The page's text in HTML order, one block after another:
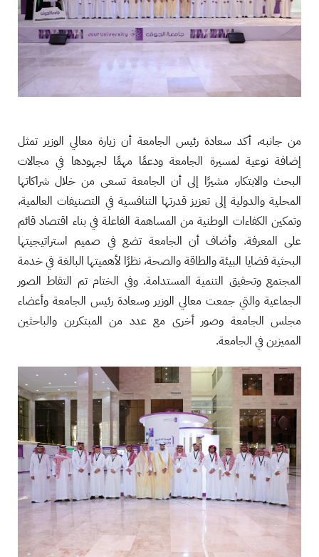
من جانبه، أكد سعادة رئيس الجامعة أن زيارة معالي الوزير تمثل
إضافة نوعية لمسيرة الجامعة ودعمًا مهمًا لجهودها في مجالات
البحث والابتكار، مشيرًا إلى أن الجامعة تسعى من خلال شراكاتها
المحلية والدولية إلى تعزيز قدرتها التنافسية في التصنيفات العالمية،
وتمكين الكفاءات الوطنية من المساهمة الفاعلة في بناء اقتصاد قائم
على المعرفة. وأضاف أن الجامعة تضع في صميم استراتيجيتها
البحثية قضايا البيئة والطاقة والصحة، نظرًا لأهميتها البالغة في خدمة
المجتمع وتحقيق التنمية المستدامة. وفي الختام تم التقاط الصور
الجماعية والتي جمعت معالي الوزير وسعادة رئيس الجامعة وأعضاء
مجلس الجامعة وصور أخرى مع عدد من المبتكرين والباحثين
المميزين في الجامعة.